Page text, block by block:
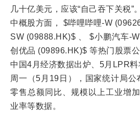
几十亿美元，应该“自己吞下关税”。
中概股方面， $哔哩哔哩-W
SW (09888.HK)$ 、 $小鹏汽车-
创优品 (09896.HK)$ 等热门股票公
中国4月经济数据出炉、5月LPR
周一（5月19日），国家统计局公
零售总额同比、规模以上工业增
业率等数据。